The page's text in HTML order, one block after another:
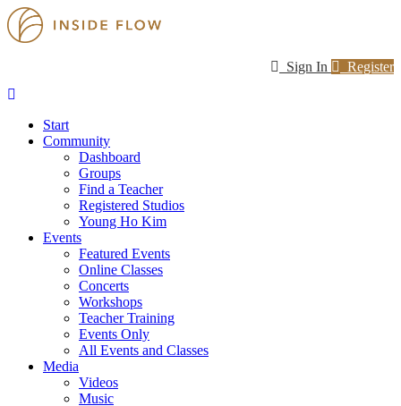
Sign In Register
Start
Community
Dashboard
Groups
Find a Teacher
Registered Studios
Young Ho Kim
Events
Featured Events
Online Classes
Concerts
Workshops
Teacher Training
Events Only
All Events and Classes
Media
Videos
Music